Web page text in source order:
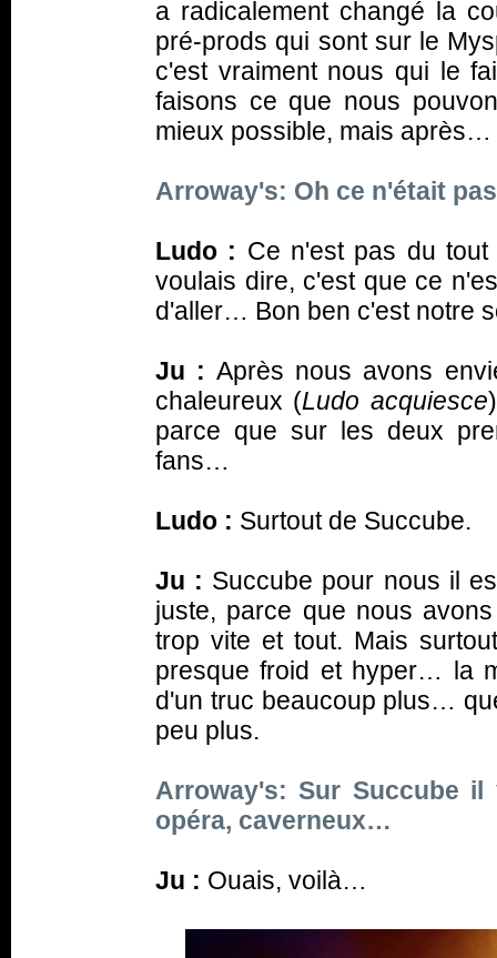
a radicalement changé la
pré-prods qui sont sur le
c'est vraiment nous qui le
faisons ce que nous
mieux possible, mais après…
Arroway's: Oh ce n'était
Ludo : Ce n'est pas du
voulais dire, c'est que ce
d'aller… Bon ben c'est notre
Ju : Après nous avons
chaleureux (Ludo acquiesce
parce que sur les deux
fans…
Ludo : Surtout de Succube.
Ju : Succube pour nous il
juste, parce que nous
trop vite et tout. Mais
presque froid et hyper… la
d'un truc beaucoup plus…
peu plus.
Arroway's: Sur Succube il
opéra, caverneux…
Ju : Ouais, voilà…